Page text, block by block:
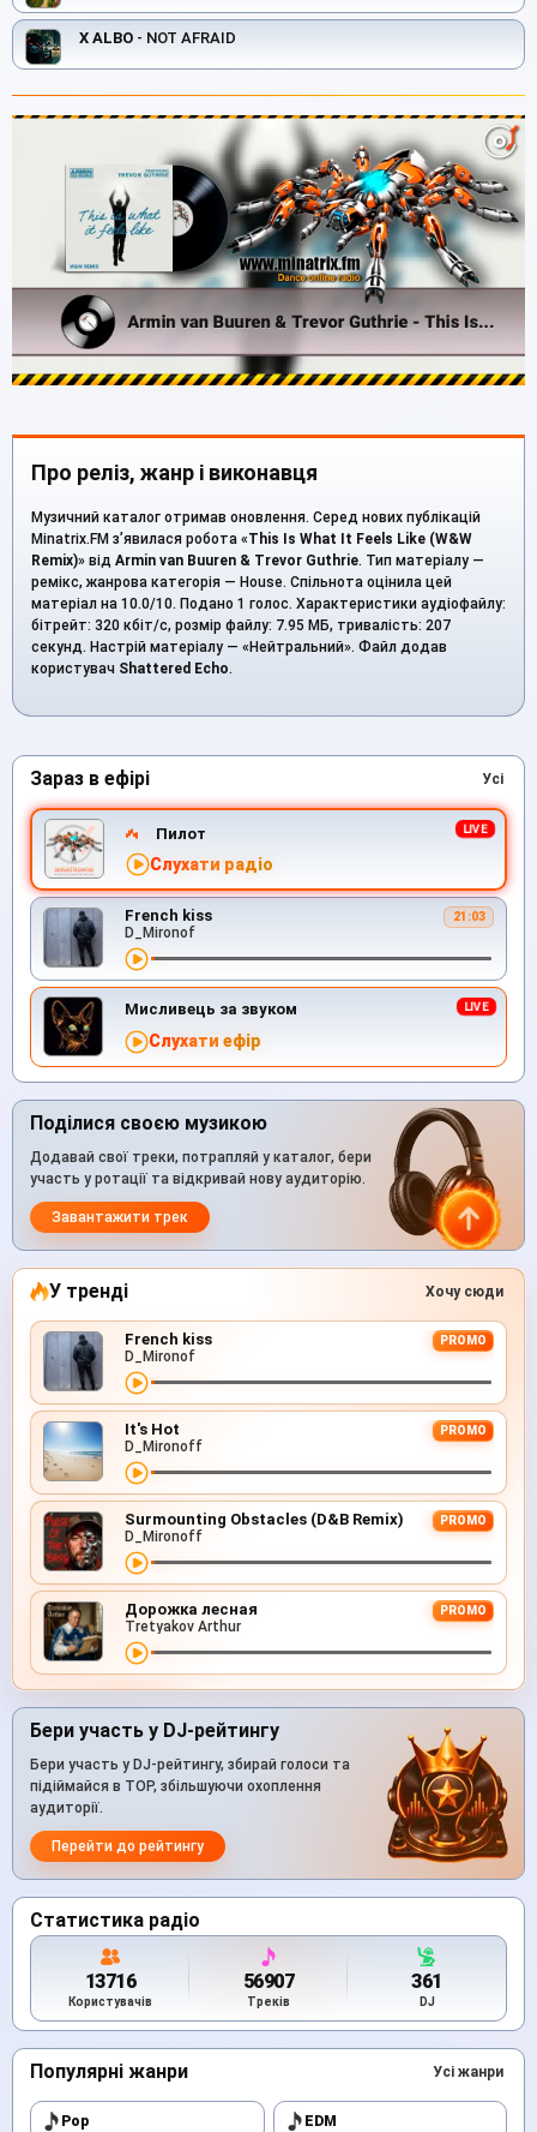
X ALBO - NOT AFRAID
Про реліз, жанр і виконавця
Музичний каталог отримав оновлення. Серед нових публікацій
Minatrix.FM з’явилася робота «This Is What It Feels Like (W&W
Remix)» від Armin van Buuren & Trevor Guthrie. Тип матеріалу —
ремікс, жанрова категорія — House. Спільнота оцінила цей
матеріал на 10.0/10. Подано 1 голос. Характеристики аудіофайлу:
бітрейт: 320 кбіт/с, розмір файлу: 7.95 МБ, тривалість: 207
секунд. Настрій матеріалу — «Нейтральний». Файл додав
користувач Shattered Echo.
Зараз в ефірі Усі
Пилот
Слухати радіо
French kiss 21:03
D_Mironof
Мисливець за звуком
Слухати ефір
Поділися своєю музикою
Додавай свої треки, потрапляй у каталог, бери
участь у ротації та відкривай нову аудиторію.
Завантажити трек
У тренді Хочу сюди
French kiss PROMO
D_Mironof
It's Hot PROMO
D_Mironoff
Surmounting Obstacles (D&B Remix) PROMO
D_Mironoff
Дорожка лесная PROMO
Tretyakov Arthur
Бери участь у DJ-рейтингу
Бери участь у DJ-рейтингу, збирай голоси та
підіймайся в TOP, збільшуючи охоплення
аудиторії.
Перейти до рейтингу
Статистика радіо
13716
Користувачів
56907
Треків
361
DJ
Популярні жанри Усі жанри
Pop EDM